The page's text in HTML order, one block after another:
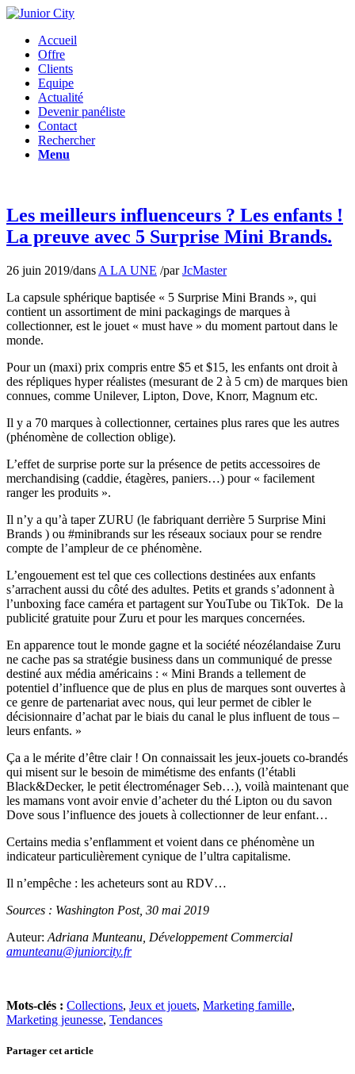
Accueil
Offre
Clients
Equipe
Actualité
Devenir panéliste
Contact
Rechercher
Menu
Les meilleurs influenceurs ? Les enfants !
La preuve avec 5 Surprise Mini Brands.
26 juin 2019/dans A LA UNE /parJcMaster
La capsule sphérique baptisée « 5 Surprise Mini Brands », qui
contient un assortiment de mini packagings de marques à
collectionner, est le jouet « must have » du moment partout dans le
monde.
Pour un (maxi) prix compris entre $5 et $15, les enfants ont droit à
des répliques hyper réalistes (mesurant de 2 à 5 cm) de marques bien
connues, comme Unilever, Lipton, Dove, Knorr, Magnum etc.
Il y a 70 marques à collectionner, certaines plus rares que les autres
(phénomène de collection oblige).
L’effet de surprise porte sur la présence de petits accessoires de
merchandising (caddie, étagères, paniers…) pour « facilement
ranger les produits ».
Il n’y a qu’à taper ZURU (le fabriquant derrière 5 Surprise Mini
Brands ) ou #minibrands sur les réseaux sociaux pour se rendre
compte de l’ampleur de ce phénomène.
L’engouement est tel que ces collections destinées aux enfants
s’arrachent aussi du côté des adultes. Petits et grands s’adonnent à
l’unboxing face caméra et partagent sur YouTube ou TikTok. De la
publicité gratuite pour Zuru et pour les marques concernées.
En apparence tout le monde gagne et la société néozélandaise Zuru
ne cache pas sa stratégie business dans un communiqué de presse
destiné aux média américains : « Mini Brands a tellement de
potentiel d’influence que de plus en plus de marques sont ouvertes à
ce genre de partenariat avec nous, qui leur permet de cibler le
décisionnaire d’achat par le biais du canal le plus influent de tous –
leurs enfants. »
Ça a le mérite d’être clair ! On connaissait les jeux-jouets co-brandés
qui misent sur le besoin de mimétisme des enfants (l’établi
Black&Decker, le petit électroménager Seb…), voilà maintenant que
les mamans vont avoir envie d’acheter du thé Lipton ou du savon
Dove sous l’influence des jouets à collectionner de leur enfant…
Certains media s’enflamment et voient dans ce phénomène un
indicateur particulièrement cynique de l’ultra capitalisme.
Il n’empêche : les acheteurs sont au RDV…
Sources : Washington Post, 30 mai 2019
Auteur: Adriana Munteanu, Développement Commercial
amunteanu@juniorcity.fr
Mots-clés : Collections, Jeux et jouets, Marketing famille,
Marketing jeunesse, Tendances
Partager cet article